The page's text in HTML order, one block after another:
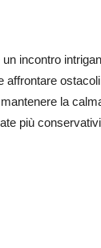
incontro
la
più